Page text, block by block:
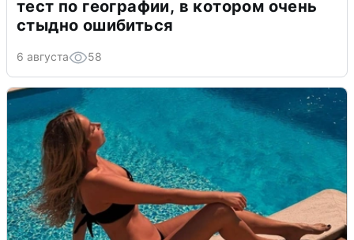
тест по географии, в котором очень
стыдно ошибиться
6 августа 58